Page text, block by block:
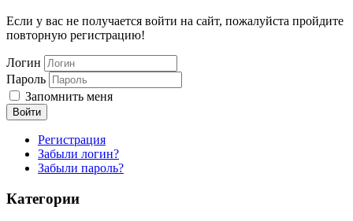
Если у вас не получается войти на сайт, пожалуйста пройдите
повторную регистрацию!
Логин
Пароль
Запомнить меня
Войти
Регистрация
Забыли логин?
Забыли пароль?
Категории